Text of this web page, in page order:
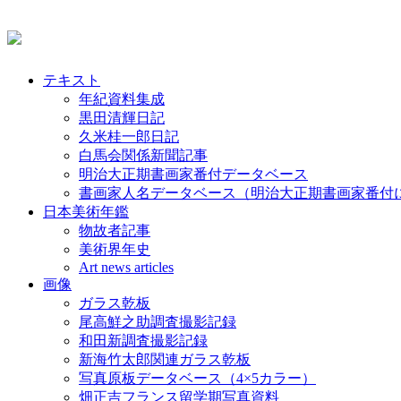
テキスト
年紀資料集成
黒田清輝日記
久米桂一郎日記
白馬会関係新聞記事
明治大正期書画家番付データベース
書画家人名データベース（明治大正期書画家番付
日本美術年鑑
物故者記事
美術界年史
Art news articles
画像
ガラス乾板
尾高鮮之助調査撮影記録
和田新調査撮影記録
新海竹太郎関連ガラス乾板
写真原板データベース（4×5カラー）
畑正吉フランス留学期写真資料